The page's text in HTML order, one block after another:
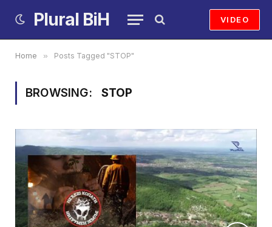
Plural BiH VIDEO
Home » Posts Tagged "STOP"
BROWSING: STOP